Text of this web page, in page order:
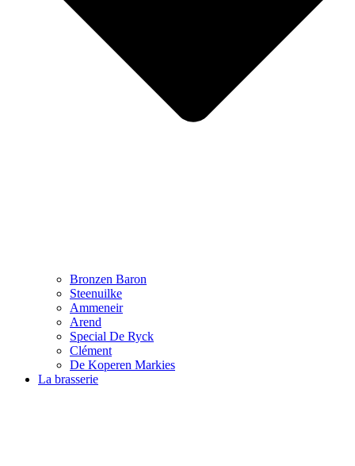
Bronzen Baron
Steenuilke
Ammeneir
Arend
Special De Ryck
Clément
De Koperen Markies
La brasserie